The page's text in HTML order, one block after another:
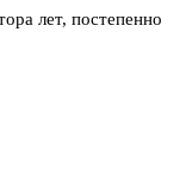
лет, постепенно